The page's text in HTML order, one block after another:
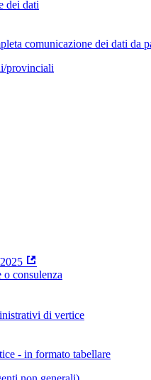
dei dati
comunicazione dei dati da
provinciali
consulenza
di vertice
- in formato tabellare